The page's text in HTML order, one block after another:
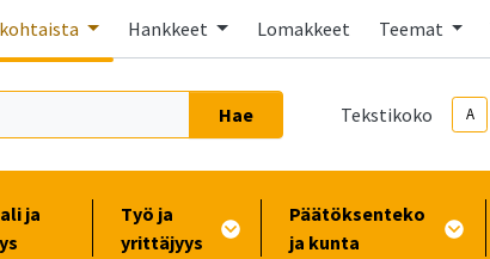
Hankkeet Lomakkeet Teemat
Hae Tekstikoko A
ja
Työ ja
yrittäjyys
Päätöksenteko
ja kunta